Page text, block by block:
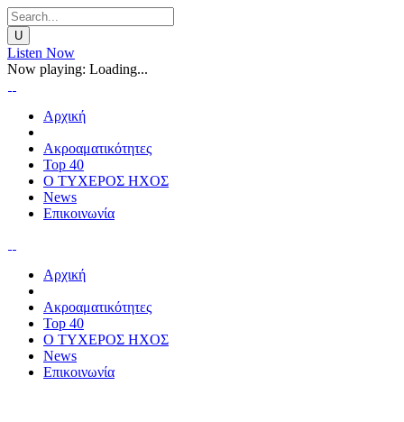
Listen Now
Now playing: Loading...
Αρχική
Ακροαματικότητες
Top 40
Ο ΤΥΧΕΡΟΣ ΗΧΟΣ
News
Επικοινωνία
Αρχική
Ακροαματικότητες
Top 40
Ο ΤΥΧΕΡΟΣ ΗΧΟΣ
News
Επικοινωνία